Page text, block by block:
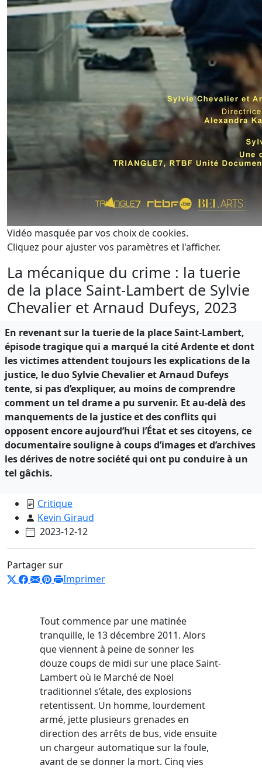
Vidéo masquée par vos choix de cookies.
Cliquez pour ajuster vos paramètres et l'afficher.
La mécanique du crime : la tuerie
de la place Saint-Lambert de Sylvie
Chevalier et Arnaud Dufeys, 2023
En revenant sur la tuerie de la place Saint-Lambert,
épisode tragique qui a marqué la cité Ardente et dont
les victimes attendent toujours les explications de la
justice, le duo Sylvie Chevalier et Arnaud Dufeys
tente, si pas d’expliquer, au moins de comprendre
comment un tel drame a pu survenir. Et au-delà des
manquements de la justice et des conflits qui
opposent encore aujourd’hui l’État et ses citoyens, ce
documentaire souligne à coups d’images et d’archives
les dérives de notre société qui ont pu conduire à un
tel gâchis.
Critique
Kevin Giraud
2023-12-12
Partager sur
Imprimer
Tout commence par une matinée
tranquille, le 13 décembre 2011. Alors
que viennent à peine de sonner les
douze coups de midi sur une place Saint-
Lambert où le Marché de Noël
traditionnel s’étale, des explosions
retentissent. Un homme, lourdement
armé, jette plusieurs grenades en
direction des arrêts de bus, vide ensuite
un chargeur automatique sur la foule,
avant de se donner la mort. Cinq vies